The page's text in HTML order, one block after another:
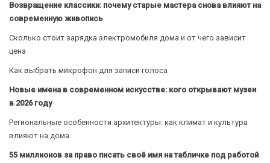
Возвращение классики: почему старые мастера снова влияют на
современную живопись
Сколько стоит зарядка электромобиля дома и от чего зависит
цена
Как выбрать микрофон для записи голоса
Новые имена в современном искусстве: кого открывают музеи
в 2026 году
Региональные особенности архитектуры: как климат и культура
влияют на дома
55 миллионов за право писать своё имя на табличке под работой